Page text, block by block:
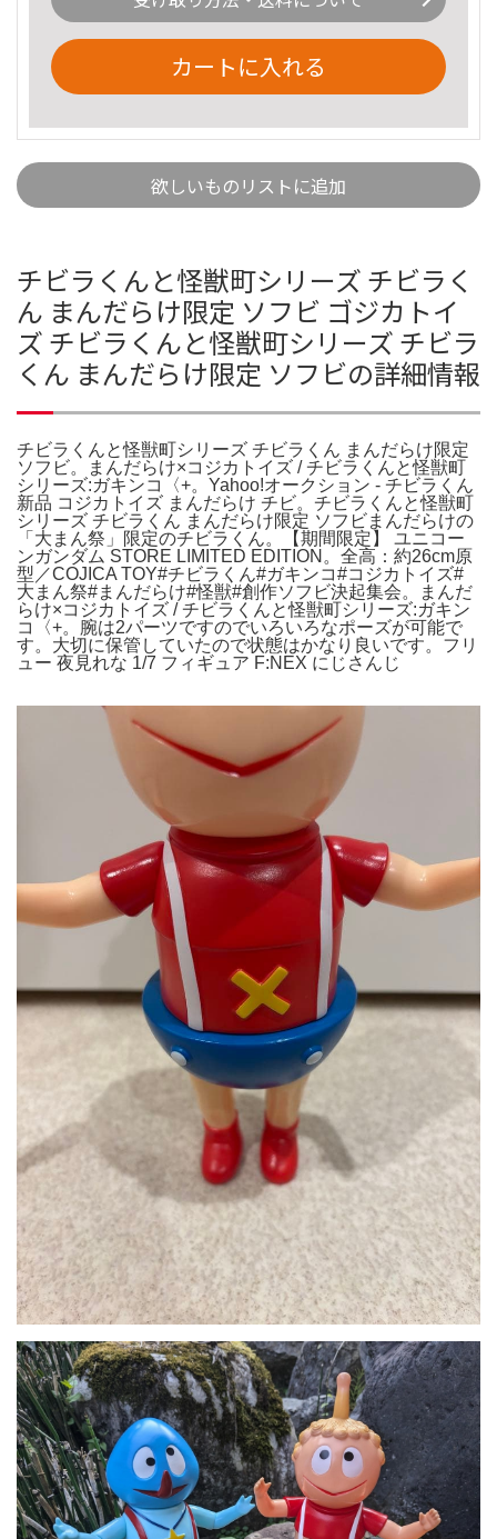
カートに入れる
欲しいものリストに追加
チビラくんと怪獣町シリーズ チビラく
ん まんだらけ限定 ソフビ ゴジカトイ
ズ チビラくんと怪獣町シリーズ チビラ
くん まんだらけ限定 ソフビの詳細情報
チビラくんと怪獣町シリーズ チビラくん まんだらけ限定
ソフビ。まんだらけ×コジカトイズ / チビラくんと怪獣町
シリーズ:ガキンコ〈+。Yahoo!オークション - チビラくん
新品 コジカトイズ まんだらけ チビ。チビラくんと怪獣町
シリーズ チビラくん まんだらけ限定 ソフビまんだらけの
「大まん祭」限定のチビラくん。【期間限定】 ユニコー
ンガンダム STORE LIMITED EDITION。全高：約26cm原
型／COJICA TOY#チビラくん#ガキンコ#コジカトイズ#
大まん祭#まんだらけ#怪獣#創作ソフビ決起集会。まんだ
らけ×コジカトイズ / チビラくんと怪獣町シリーズ:ガキン
コ〈+。腕は2パーツですのでいろいろなポーズが可能で
す。大切に保管していたので状態はかなり良いです。フリ
ュー 夜見れな 1/7 フィギュア F:NEX にじさんじ